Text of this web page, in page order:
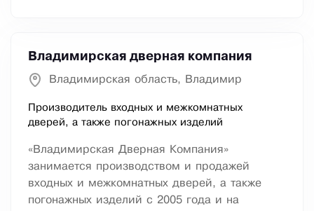
Владимирская дверная компания
Владимирская область, Владимир
Производитель входных и межкомнатных
дверей, а также погонажных изделий
«Владимирская Дверная Компания»
занимается производством и продажей
входных и межкомнатных дверей, а также
погонажных изделий с 2005 года и на